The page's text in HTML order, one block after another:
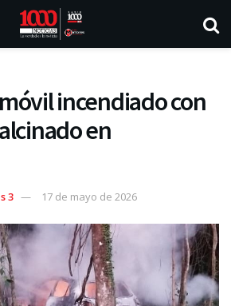
incendiado con
en
3 17 de mayo de 2026